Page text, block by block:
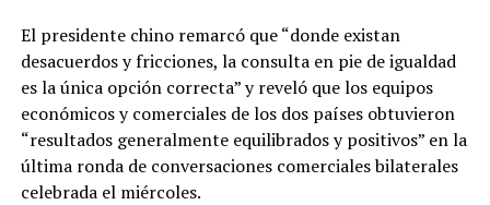
El presidente chino remarcó que “donde existan
desacuerdos y fricciones, la consulta en pie de igualdad
es la única opción correcta” y reveló que los equipos
económicos y comerciales de los dos países obtuvieron
“resultados generalmente equilibrados y positivos” en la
última ronda de conversaciones comerciales bilaterales
celebrada el miércoles.